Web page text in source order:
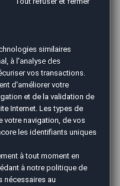
de l’automobile,
au moment du
un chèque
voiture à Nice
tracas, contrairement
voiture
similaires
à l'analyse des
vos transactions.
d'améliorer votre
et de la validation de
Internet. Les types de
votre navigation, de vos
les identifiants uniques
à tout moment en
à notrepolitique de
nécessaires au